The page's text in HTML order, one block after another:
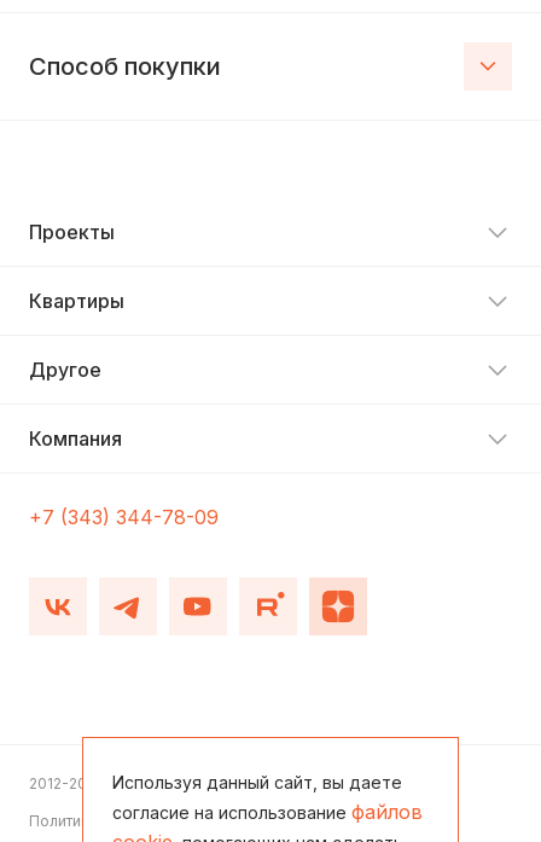
Способ покупки
Используя данный сайт, вы даете
согласие на использование файлов
Проекты
Квартиры
Другое
Компания
+7 (343) 344-78-09
2012-2026
Политика конфиденциальности